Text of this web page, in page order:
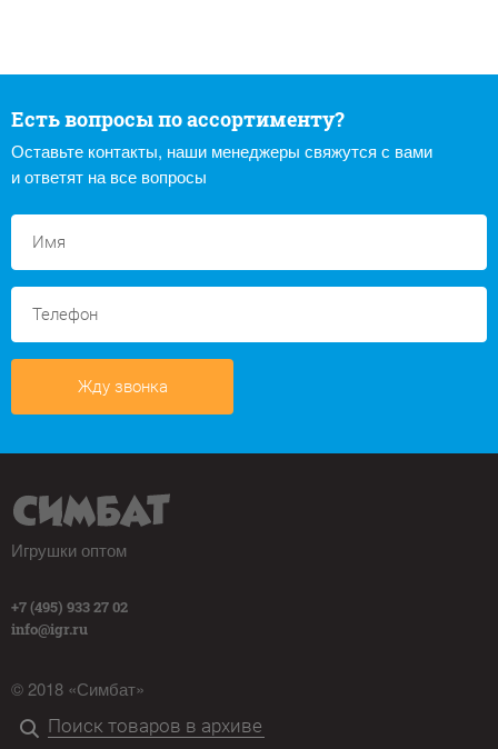
Есть вопросы по ассортименту?
Оставьте контакты, наши менеджеры свяжутся с вами
и ответят на все вопросы
Жду звонка
Игрушки оптом
+7 (495) 933 27 02
info@igr.ru
© 2018 «Симбат»